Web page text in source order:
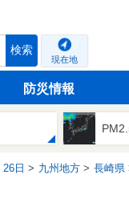
検索
現在地
防災情報
26日 九州地方 長崎県